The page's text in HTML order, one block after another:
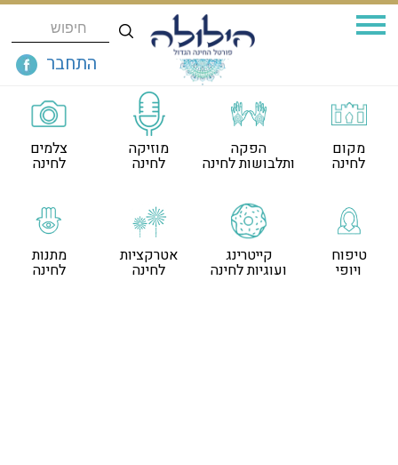
התחבר
מקום
לחינה
הפקה
ותלבושות לחינה
מוזיקה
לחינה
צלמים
לחינה
טיפוח
ויופי
קייטרינג
ועוגיות לחינה
אטרקציות
לחינה
מתנות
לחינה